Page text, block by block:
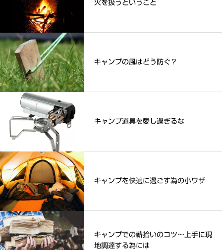
火を扱うということ
キャンプの風はどう防ぐ？
キャンプ道具を愛し過ぎるな
キャンプを快適に過ごす為の小ワザ
キャンプでの薪拾いのコツ～上手に現
地調達する為には